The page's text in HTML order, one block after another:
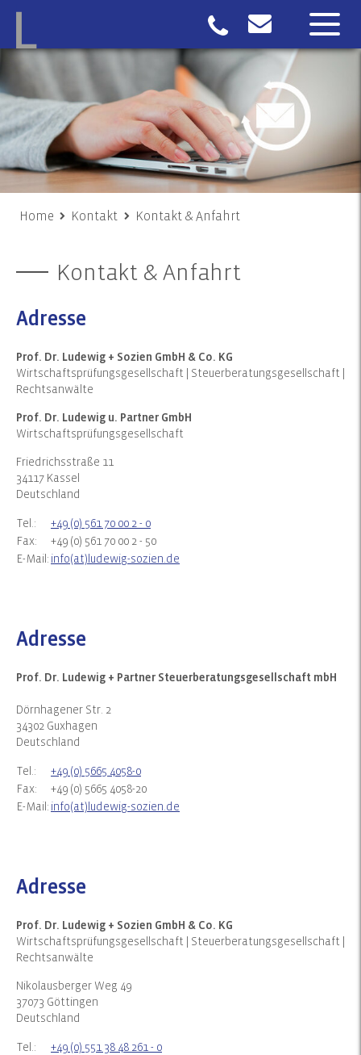
Home Kontakt Kontakt & Anfahrt
Kontakt & Anfahrt
Adresse
Prof. Dr. Ludewig + Sozien GmbH & Co. KG
Wirtschaftsprüfungsgesellschaft | Steuerberatungsgesellschaft |
Rechtsanwälte
Prof. Dr. Ludewig u. Partner GmbH
Wirtschaftsprüfungsgesellschaft
Friedrichsstraße 11
34117 Kassel
Deutschland
Tel.:
+49 (0) 561 70 00 2 - 0
Fax:
+49 (0) 561 70 00 2 - 50
E-Mail: info(at)ludewig-sozien.de
Adresse
Prof. Dr. Ludewig + Partner Steuerberatungsgesellschaft mbH
Dörnhagener Str. 2
34302 Guxhagen
Deutschland
Tel.:
+49 (0) 5665 4058-0
Fax:
+49 (0) 5665 4058-20
E-Mail: info(at)ludewig-sozien.de
Adresse
Prof. Dr. Ludewig + Sozien GmbH & Co. KG
Wirtschaftsprüfungsgesellschaft | Steuerberatungsgesellschaft |
Rechtsanwälte
Nikolausberger Weg 49
37073 Göttingen
Deutschland
Tel.:
+49 (0) 551 38 48 261 - 0